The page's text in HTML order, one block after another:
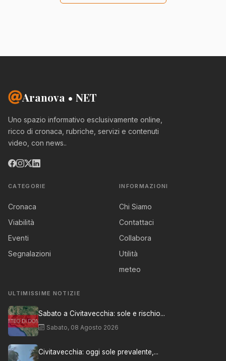
Aranova • NET
Uno spazio informativo esclusivamente online,
ricco di cronaca, rubriche, servizi e contenuti
video, con news..
CATEGORIE
Cronaca
Viabilità
Eventi
Segnalazioni
INFORMAZIONI
Chi Siamo
Contattaci
Collabora
Utilità
meteo
ULTIMISSIME NOTIZIE
Sabato a Civitavecchia: sole e rischio...
Sabato, 08 Agosto 2026
Civitavecchia: oggi sole prevalente,...